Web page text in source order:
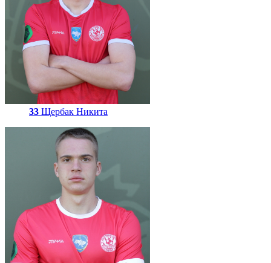
33 Щербак Никита